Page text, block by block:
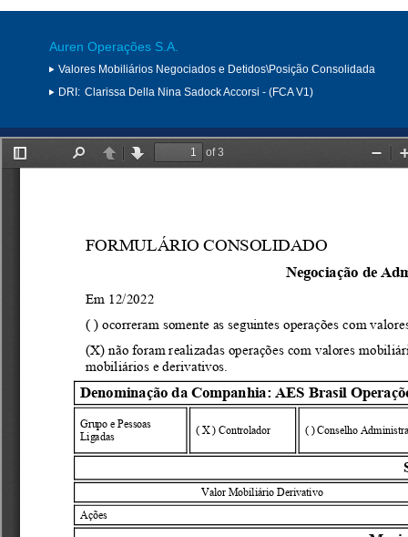
Auren Operações S.A.
Valores Mobiliários Negociados e Detidos\Posição Consolidada
DRI: Clarissa Della Nina Sadock Accorsi - (FCA V1)